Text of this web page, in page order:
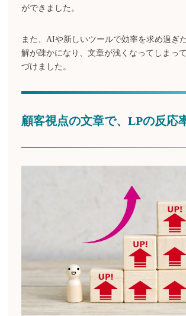
ができました。
また、AIや新しいツールで効率を求め過ぎ
解が疎かになり、文章が浅くなってしまっ
づけました。
顧客視点の文章で、LPの反応